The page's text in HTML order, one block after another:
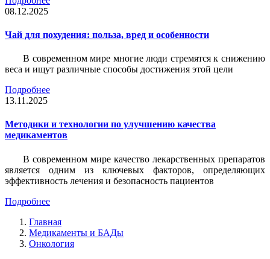
08.12.2025
Чай для похудения: польза, вред и особенности
В современном мире многие люди стремятся к снижению
веса и ищут различные способы достижения этой цели
Подробнее
13.11.2025
Методики и технологии по улучшению качества
медикаментов
В современном мире качество лекарственных препаратов
является одним из ключевых факторов, определяющих
эффективность лечения и безопасность пациентов
Подробнее
Главная
Медикаменты и БАДы
Онкология